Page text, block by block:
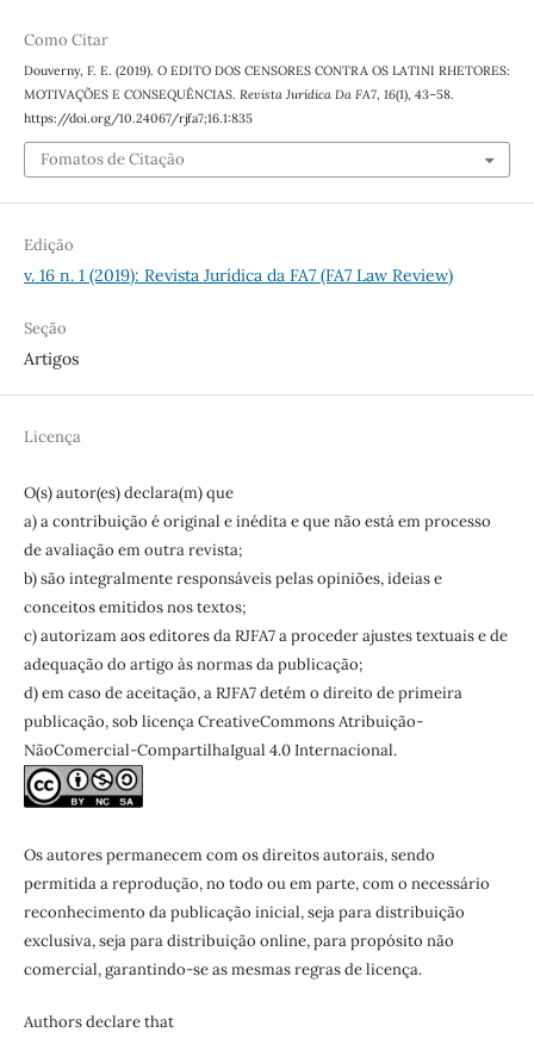
Como Citar
Douverny, F. E. (2019). O EDITO DOS CENSORES CONTRA OS LATINI RHETORES:
MOTIVAÇÕES E CONSEQUÊNCIAS. Revista Jurídica Da FA7, 16(1), 43–58.
https://doi.org/10.24067/rjfa7;16.1:835
Fomatos de Citação
Edição
v. 16 n. 1 (2019): Revista Jurídica da FA7 (FA7 Law Review)
Seção
Artigos
Licença
O(s) autor(es) declara(m) que
a) a contribuição é original e inédita e que não está em processo
de avaliação em outra revista;
b) são integralmente responsáveis pelas opiniões, ideias e
conceitos emitidos nos textos;
c) autorizam aos editores da RJFA7 a proceder ajustes textuais e de
adequação do artigo às normas da publicação;
d) em caso de aceitação, a RJFA7 detém o direito de primeira
publicação, sob licença CreativeCommons Atribuição-
NãoComercial-CompartilhaIgual 4.0 Internacional.
Os autores permanecem com os direitos autorais, sendo
permitida a reprodução, no todo ou em parte, com o necessário
reconhecimento da publicação inicial, seja para distribuição
exclusiva, seja para distribuição online, para propósito não
comercial, garantindo-se as mesmas regras de licença.
Authors declare that